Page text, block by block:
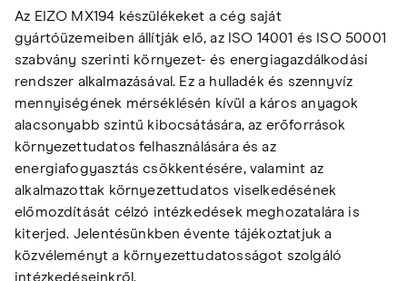
Az EIZO MX194 készülékeket a cég saját
gyártóüzemeiben állítják elő, az ISO 14001 és ISO 50001
szabvány szerinti környezet- és energiagazdálkodási
rendszer alkalmazásával. Ez a hulladék és szennyvíz
mennyiségének mérséklésén kívül a káros anyagok
alacsonyabb szintű kibocsátására, az erőforrások
környezettudatos felhasználására és az
energiafogyasztás csökkentésére, valamint az
alkalmazottak környezettudatos viselkedésének
előmozdítását célzó intézkedések meghozatalára is
kiterjed. Jelentésünkben évente tájékoztatjuk a
közvéleményt a környezettudatosságot szolgáló
intézkedéseinkről.